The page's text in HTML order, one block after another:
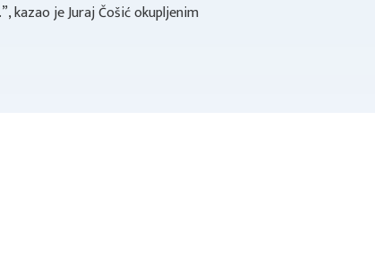
kazao je Juraj Čošić okupljenim